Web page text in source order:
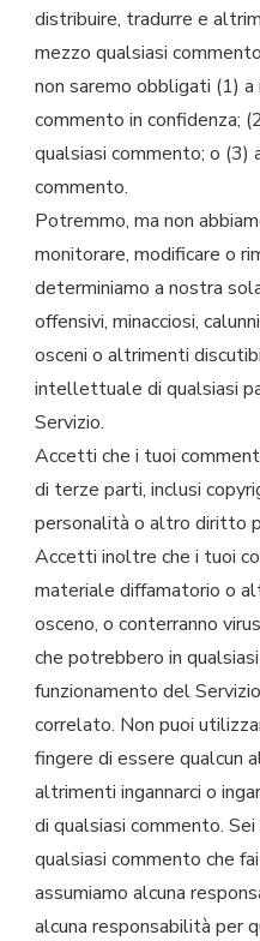
distribuire, tradurre e
mezzo qualsiasi
non saremo obbligati (1)
commento in confidenza;
qualsiasi commento; o (3)
commento.
Potremmo, ma non
monitorare, modificare o
determiniamo a nostra
offensivi, minacciosi,
osceni o altrimenti
intellettuale di qualsiasi
Servizio.
Accetti che i tuoi
di terze parti, inclusi
personalità o altro diritto
Accetti inoltre che i tuoi
materiale diffamatorio o
osceno, o conterranno
che potrebbero in
funzionamento del
correlato. Non puoi
fingere di essere qualcun
altrimenti ingannarci o
di qualsiasi commento.
qualsiasi commento che
assumiamo alcuna
alcuna responsabilità per